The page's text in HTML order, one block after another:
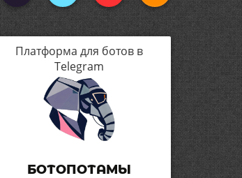
Платформа для ботов в
Telegram
БОТОПОТАМЫ